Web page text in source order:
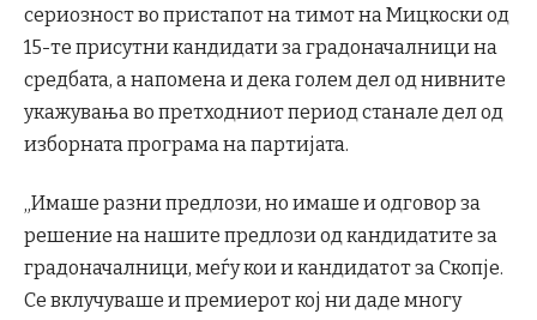
сериозност во пристапот на тимот на Мицкоски од
15-те присутни кандидати за градоначалници на
средбата, а напомена и дека голем дел од нивните
укажувања во претходниот период станале дел од
изборната програма на партијата.
„Имаше разни предлози, но имаше и одговор за
решение на нашите предлози од кандидатите за
градоначалници, меѓу кои и кандидатот за Скопје.
Се вклучуваше и премиерот кој ни даде многу